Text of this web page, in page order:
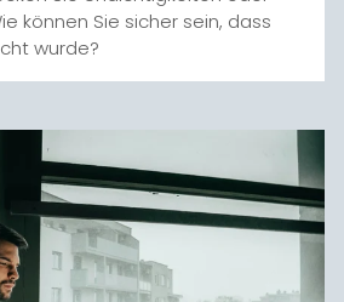
können Sie sicher sein, dass
wurde?